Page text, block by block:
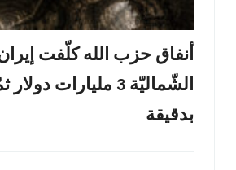
أنفاق حزب الله كلّفت
الشّماليّة 3 مليارات
بدقيقة